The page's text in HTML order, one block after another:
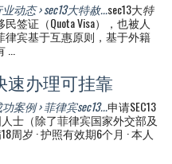
业动态 › sec13大特赦...sec13大特
签证（Quota Visa），也被人
律宾基于互惠原则，基于外籍
速办理可挂靠
功案例 › 菲律宾sec13...申请SEC13
士（除了菲律宾国家外交部及
周岁 · 护照有效期6个月 · 本人